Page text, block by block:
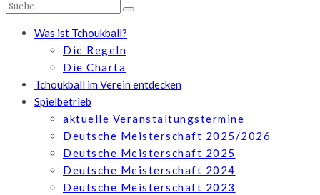
Was ist Tchoukball?
Die Regeln
Die Charta
Tchoukball im Verein entdecken
Spielbetrieb
aktuelle Veranstaltungstermine
Deutsche Meisterschaft 2025/2026
Deutsche Meisterschaft 2025
Deutsche Meisterschaft 2024
Deutsche Meisterschaft 2023